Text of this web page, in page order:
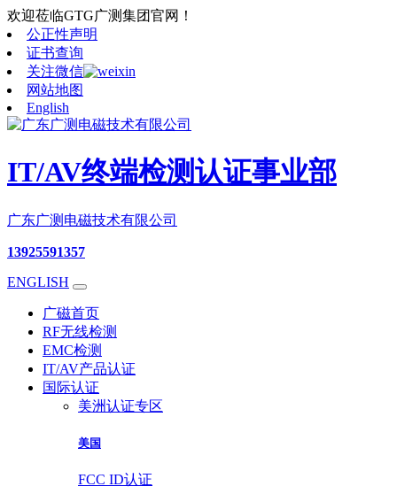
欢迎莅临GTG广测集团官网！
公正性声明
证书查询
关注微信
网站地图
English
IT/AV终端检测认证事业部
广东广测电磁技术有限公司
13925591357
ENGLISH
广磁首页
RF无线检测
EMC检测
IT/AV产品认证
国际认证
美洲认证专区
美国
FCC ID认证